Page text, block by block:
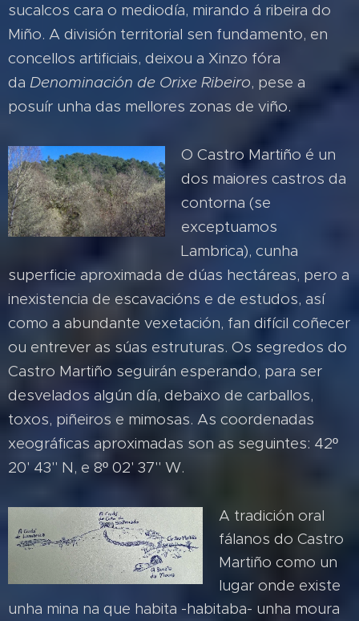
sucalcos cara o mediodía, mirando á ribeira do
Miño. A división territorial sen fundamento, en
concellos artificiais, deixou a Xinzo fóra
da Denominación de Orixe Ribeiro, pese a
posuír unha das mellores zonas de viño.
O Castro Martiño é un
dos maiores castros da
contorna (se
exceptuamos
Lambrica), cunha
superficie aproximada de dúas hectáreas, pero a
inexistencia de escavacións e de estudos, así
como a abundante vexetación, fan difícil coñecer
ou entrever as súas estruturas. Os segredos do
Castro Martiño seguirán esperando, para ser
desvelados algún día, debaixo de carballos,
toxos, piñeiros e mimosas. As coordenadas
xeográficas aproximadas son as seguintes: 42º
20' 43" N, e 8º 02' 37" W.
A tradición oral
fálanos do Castro
Martiño como un
lugar onde existe
unha mina na que habita -habitaba- unha moura